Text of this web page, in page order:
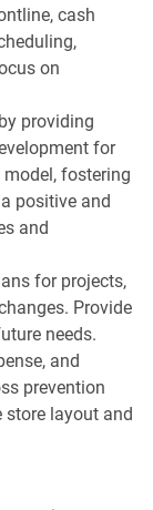
cash
on
providing
for
fostering
positive and
and
for projects,
Provide
needs.
and
prevention
store layout and